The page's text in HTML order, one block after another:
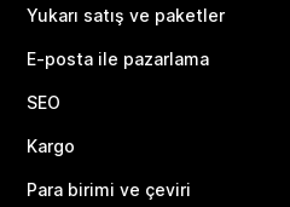
Yukarı satış ve paketler
E-posta ile pazarlama
SEO
Kargo
Para birimi ve çeviri